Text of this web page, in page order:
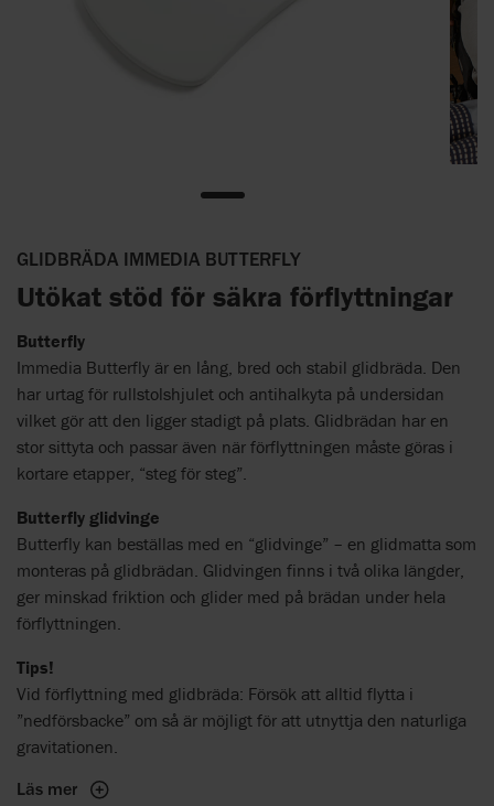
GLIDBRÄDA IMMEDIA BUTTERFLY
Utökat stöd för säkra förflyttningar
Butterfly
Immedia Butterfly är en lång, bred och stabil glidbräda. Den
har urtag för rullstolshjulet och antihalkyta på undersidan
vilket gör att den ligger stadigt på plats. Glidbrädan har en
stor sittyta och passar även när förflyttningen måste göras i
kortare etapper, “steg för steg”.
Butterfly glidvinge
Butterfly kan beställas med en “glidvinge” – en glidmatta som
monteras på glidbrädan. Glidvingen finns i två olika längder,
ger minskad friktion och glider med på brädan under hela
förflyttningen.
Tips!
Vid förflyttning med glidbräda: Försök att alltid flytta i
”nedförsbacke” om så är möjligt för att utnyttja den naturliga
gravitationen.
Läs mer